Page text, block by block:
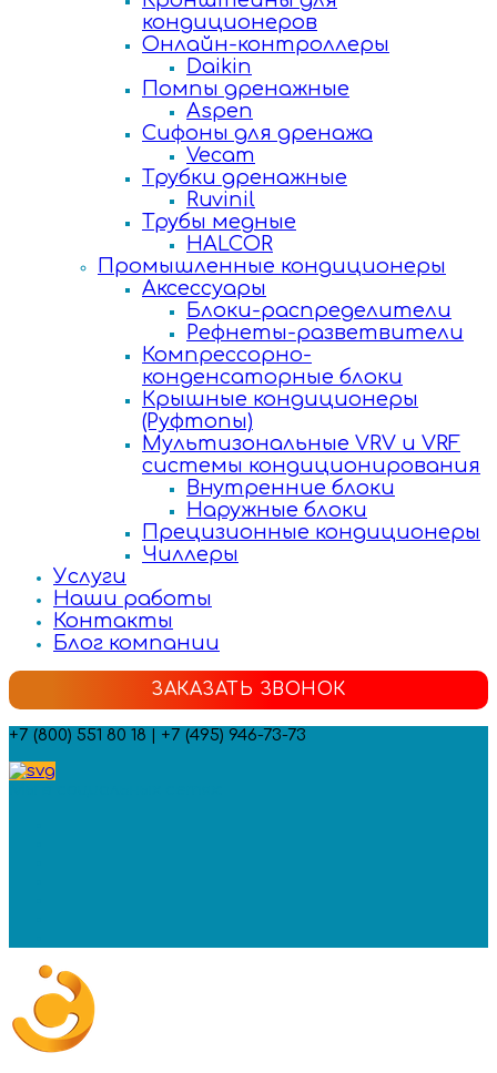
кондиционеров
Онлайн-контроллеры
Daikin
Помпы дренажные
Aspen
Сифоны для дренажа
Vecam
Трубки дренажные
Ruvinil
Трубы медные
HALCOR
Промышленные кондиционеры
Аксессуары
Блоки-распределители
Рефнеты-разветвители
Компрессорно-
конденсаторные блоки
Крышные кондиционеры
(Руфтопы)
Мультизональные VRV и VRF
системы кондиционирования
Внутренние блоки
Наружные блоки
Прецизионные кондиционеры
Чиллеры
Услуги
Наши работы
Контакты
Блог компании
ЗАКАЗАТЬ ЗВОНОК
+7 (800) 551 80 18 | +7 (495) 946-73-73